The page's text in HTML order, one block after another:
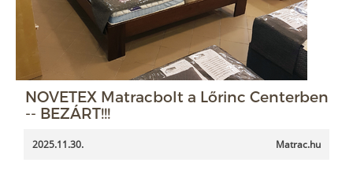
NOVETEX Matracbolt a Lőrinc Centerben
-- BEZÁRT!!!
2025.11.30. Matrac.hu